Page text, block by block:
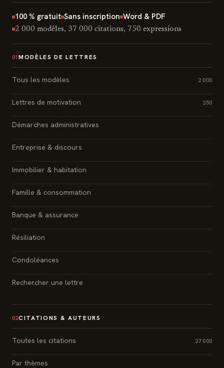
100 % gratuit Sans inscription Word & PDF
2 000 modèles, 37 000 citations, 750 expressions
01 MODÈLES DE LETTRES
Tous les modèles 2 000
Lettres de motivation 250
Démarches administratives
Entreprise & discours
Immobilier & habitation
Famille & consommation
Banque & assurance
Résiliation
Condoléances
Rechercher une lettre
02CITATIONS & AUTEURS
Toutes les citations 37 000
Par thèmes